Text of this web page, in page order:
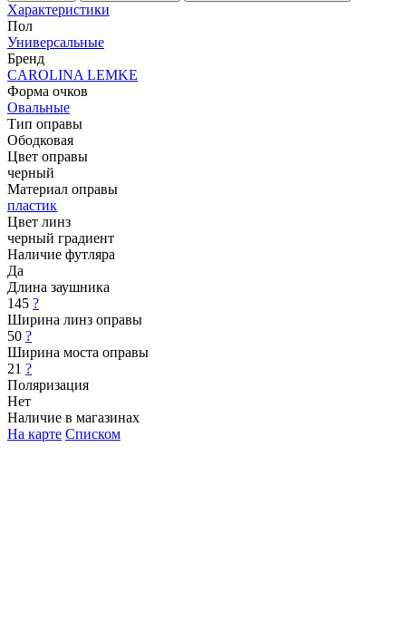
Характеристики
Пол
Универсальные
Бренд
CAROLINA LEMKE
Форма очков
Овальные
Тип оправы
Ободковая
Цвет оправы
черный
Материал оправы
пластик
Цвет линз
черный градиент
Наличие футляра
Да
Длина заушника
145 ?
Ширина линз оправы
50 ?
Ширина моста оправы
21 ?
Поляризация
Нет
Наличие в магазинах
На карте Списком